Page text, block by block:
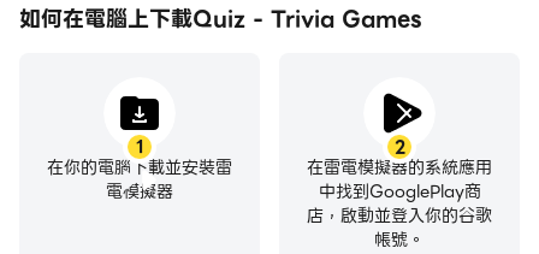
如何在電腦上下載Quiz - Trivia Games
1
在你的電腦下載並安裝雷
電模擬器
2
在雷電模擬器的系統應用
中找到GooglePlay商
店，啟動並登入你的谷歌
帳號。